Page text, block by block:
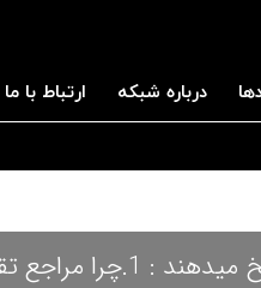
درباره شبکه ارتباط با ما
در این برنامه استاد محمدی به پرسش های اعتقادی از قبیل پرسش های